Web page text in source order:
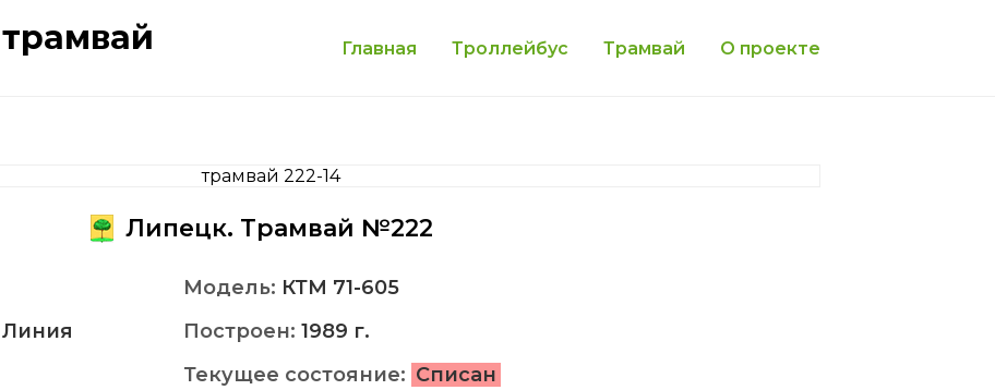
Главная Троллейбус Трамвай О проекте
Липецк. Трамвай №222
Линия
Модель: КТМ 71-605
Построен: 1989 г.
Текущее состояние: Списан